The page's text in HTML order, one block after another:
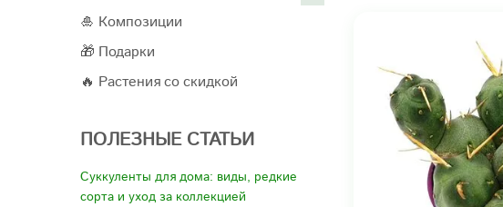
🎍 Композиции
🎁 Подарки
🔥 Растения со скидкой
ПОЛЕЗНЫЕ СТАТЬИ
Суккуленты для дома: виды, редкие
сорта и уход за коллекцией